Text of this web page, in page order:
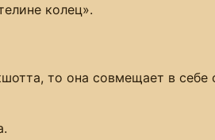
колец».
то она совмещает в